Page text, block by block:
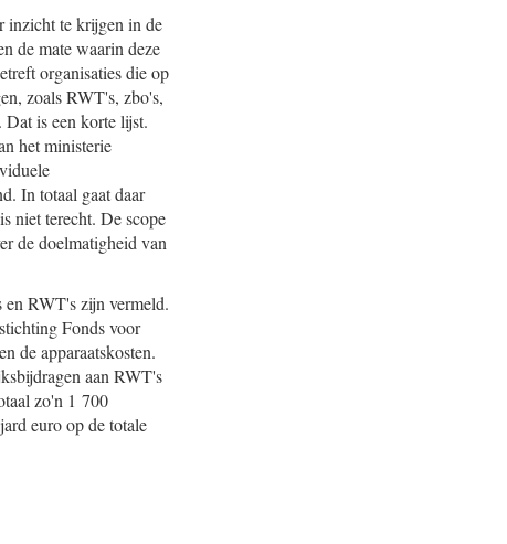
inzicht te krijgen in de
de mate waarin deze
organisaties die op
zoals RWT's, zbo's,
is een korte lijst.
het ministerie
In totaal gaat daar
niet terecht. De scope
de doelmatigheid van
en RWT's zijn vermeld.
Fonds voor
de apparaatskosten.
aan RWT's
zo'n 1 700
euro op de totale